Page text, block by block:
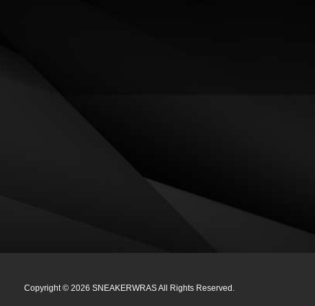
Copyright © 2026 SNEAKERWRASAll Rights Reserved.